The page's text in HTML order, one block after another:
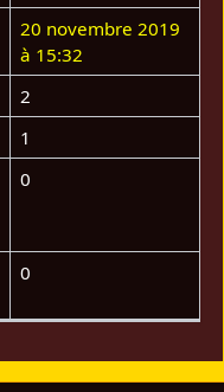
20 novembre 2019
à 15:32
2
1
0
0